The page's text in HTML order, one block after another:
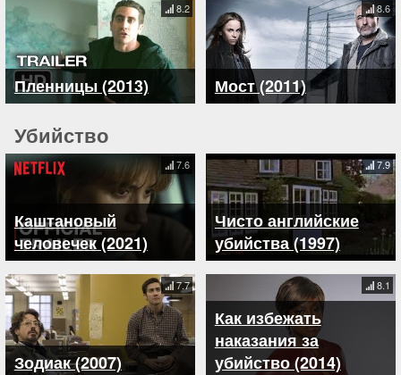
Пленницы (2013)
8.2
Мост (2011)
8.6
Убийство
Каштановый
человечек (2021)
7.6
Чисто английские
убийства (1997)
7.9
Зодиак (2007)
7.7
Как избежать
наказания за
убийство (2014)
8.1